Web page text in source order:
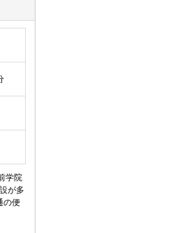
学院
が多
の便